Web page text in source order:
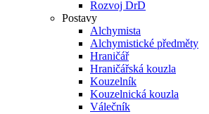
Rozvoj DrD
Postavy
Alchymista
Alchymistické předměty
Hraničář
Hraničářská kouzla
Kouzelník
Kouzelnická kouzla
Válečník